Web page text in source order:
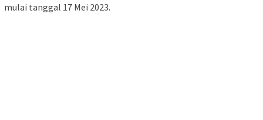
mulai tanggal 17 Mei 2023.